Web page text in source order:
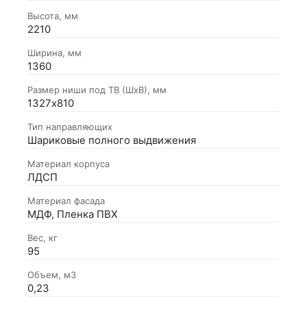
Высота, мм
2210
Ширина, мм
1360
Размер ниши под ТВ (ШхВ), мм
1327х810
Тип направляющих
Шариковые полного выдвижения
Материал корпуса
ЛДСП
Материал фасада
МДФ, Пленка ПВХ
Вес, кг
95
Объем, м3
0,23